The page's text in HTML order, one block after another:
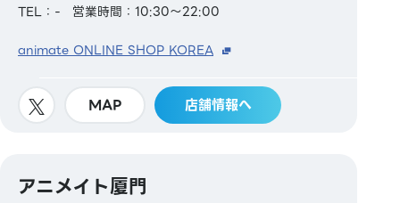
TEL：-
営業時間：10:30～22:00
animate ONLINE SHOP KOREA
MAP 店舗情報へ
アニメイト厦門